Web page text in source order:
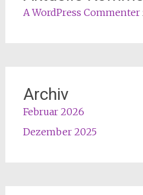
A WordPress Commenter
Archiv
Februar 2026
Dezember 2025